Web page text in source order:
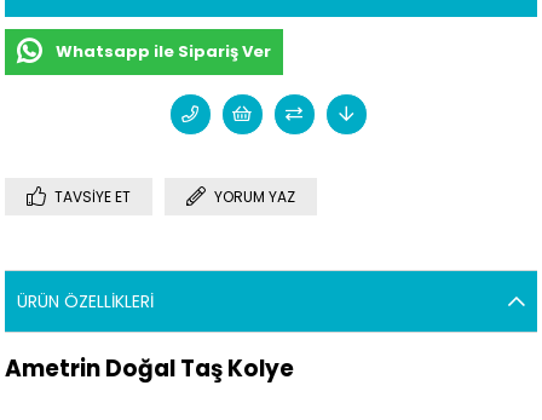
Whatsapp ile Sipariş Ver
TAVSIYE ET YORUM YAZ
ÜRÜN ÖZELLIKLERI
Ametrin Doğal Taş Kolye